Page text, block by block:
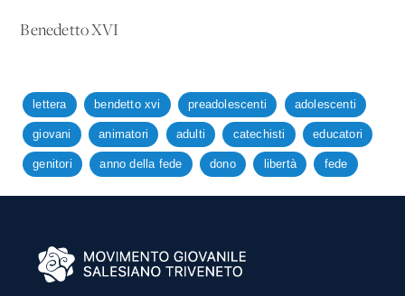
Benedetto XVI
lettera bendetto xvi preadolescenti adolescenti
giovani animatori adulti catechisti educatori
genitori anno della fede dono libertà fede